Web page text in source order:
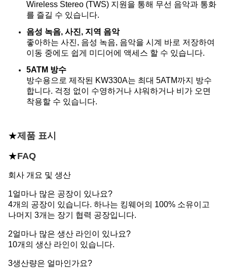
Wireless Stereo (TWS) 지원을 통해 무선 음악과 통화
를 즐길 수 있습니다.
음성 녹음, 사진, 지역 음악
좋아하는 사진, 음성 녹음, 음악을 시계 바로 저장하여
이동 중에도 쉽게 미디어에 액세스 할 수 있습니다.
5ATM 방수
방수용으로 제작된 KW330A는 최대 5ATM까지 방수
합니다. 걱정 없이 수영하거나 샤워하거나 비가 오면
착용할 수 있습니다.
★제품 표시
★FAQ
회사 개요 및 생산
1얼마나 많은 공장이 있나요?
4개의 공장이 있습니다. 하나는 킹웨어의 100% 소유이고
나머지 3개는 장기 협력 공장입니다.
2얼마나 많은 생산 라인이 있나요?
10개의 생산 라인이 있습니다.
3생산량은 얼마인가요?